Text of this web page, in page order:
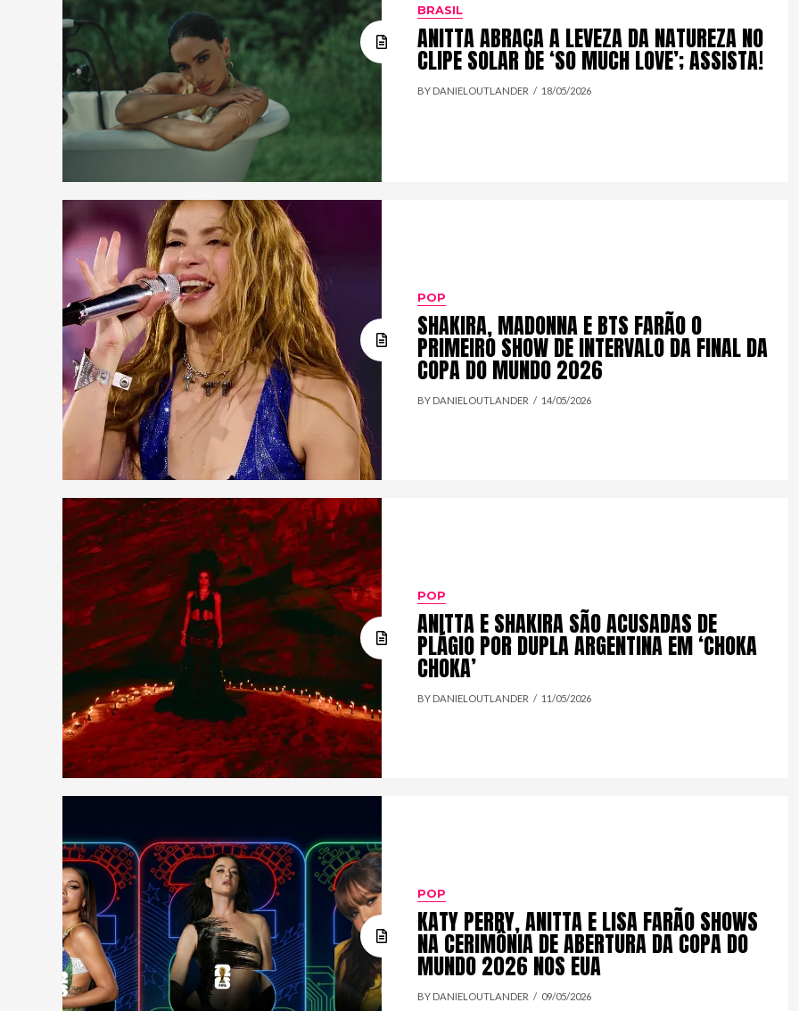
BRASIL
ANITTA ABRAÇA A LEVEZA DA NATUREZA NO
CLIPE SOLAR DE ‘SO MUCH LOVE’; ASSISTA!
BY DANIELOUTLANDER 18/05/2026
POP
SHAKIRA, MADONNA E BTS FARÃO O
PRIMEIRO SHOW DE INTERVALO DA FINAL DA
COPA DO MUNDO 2026
BY DANIELOUTLANDER 14/05/2026
POP
ANITTA E SHAKIRA SÃO ACUSADAS DE
PLÁGIO POR DUPLA ARGENTINA EM ‘CHOKA
CHOKA’
BY DANIELOUTLANDER 11/05/2026
POP
KATY PERRY, ANITTA E LISA FARÃO SHOWS
NA CERIMÔNIA DE ABERTURA DA COPA DO
MUNDO 2026 NOS EUA
BY DANIELOUTLANDER 09/05/2026